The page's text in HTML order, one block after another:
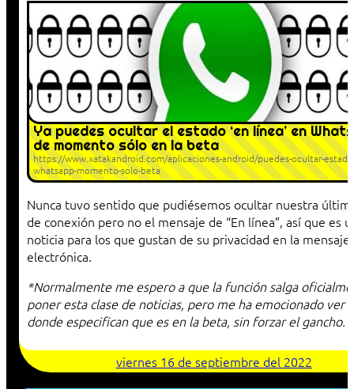
Ya puedes ocultar el estado ‘en línea’ en
de momento sólo en la beta
https://www.xatakandroid.com/aplicaciones-android/puedes-ocultar-
whatsapp-momento-solo-beta
Nunca tuvo sentido que pudiésemos ocultar nuestra
de conexión pero no el mensaje de “En línea”, así que es
noticia para los que gustan de su privacidad en la
electrónica.
*Normalmente me espero a que la función salga
poner esta clase de noticias, pero me ha emocionado ver
donde especifican que es en la beta, sin forzar el gancho.
viernes 16 de septiembre del 2022